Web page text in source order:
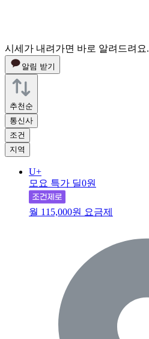
시세가 내려가면 바로 알려드려요.
알림 받기
추천순
통신사
조건
지역
U+
모요 특가 딜0원
월 115,000원 요금제